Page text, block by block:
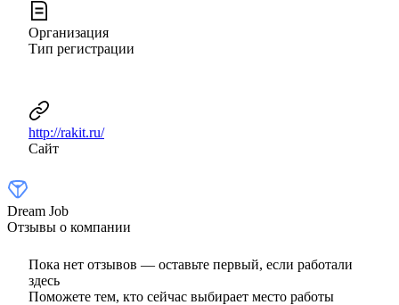
Организация
Тип регистрации
http://rakit.ru/
Сайт
Dream Job
Отзывы о компании
Пока нет отзывов — оставьте первый, если работали
здесь
Поможете тем, кто сейчас выбирает место работы